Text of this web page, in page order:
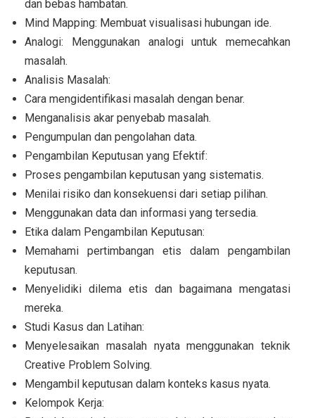
dan bebas hambatan.
Mind Mapping: Membuat visualisasi hubungan ide.
Analogi: Menggunakan analogi untuk memecahkan
masalah.
Analisis Masalah:
Cara mengidentifikasi masalah dengan benar.
Menganalisis akar penyebab masalah.
Pengumpulan dan pengolahan data.
Pengambilan Keputusan yang Efektif:
Proses pengambilan keputusan yang sistematis.
Menilai risiko dan konsekuensi dari setiap pilihan.
Menggunakan data dan informasi yang tersedia.
Etika dalam Pengambilan Keputusan:
Memahami pertimbangan etis dalam pengambilan
keputusan.
Menyelidiki dilema etis dan bagaimana mengatasi
mereka.
Studi Kasus dan Latihan:
Menyelesaikan masalah nyata menggunakan teknik
Creative Problem Solving.
Mengambil keputusan dalam konteks kasus nyata.
Kelompok Kerja: